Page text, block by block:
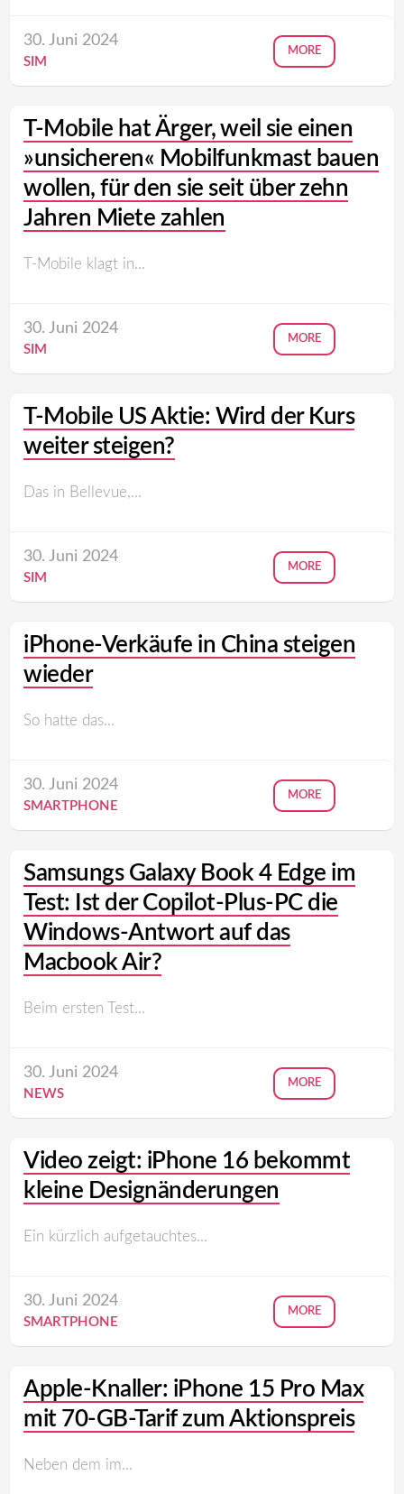
30. Juni 2024
SIM
MORE
T-Mobile hat Ärger, weil sie einen
»unsicheren« Mobilfunkmast bauen
wollen, für den sie seit über zehn
Jahren Miete zahlen
T-Mobile klagt in...
30. Juni 2024
SIM
MORE
T-Mobile US Aktie: Wird der Kurs
weiter steigen?
Das in Bellevue,...
30. Juni 2024
SIM
MORE
iPhone-Verkäufe in China steigen
wieder
So hatte das...
30. Juni 2024
SMARTPHONE
MORE
Samsungs Galaxy Book 4 Edge im
Test: Ist der Copilot-Plus-PC die
Windows-Antwort auf das
Macbook Air?
Beim ersten Test...
30. Juni 2024
NEWS
MORE
Video zeigt: iPhone 16 bekommt
kleine Designänderungen
Ein kürzlich aufgetauchtes...
30. Juni 2024
SMARTPHONE
MORE
Apple-Knaller: iPhone 15 Pro Max
mit 70‑GB‑Tarif zum Aktionspreis
Neben dem im...